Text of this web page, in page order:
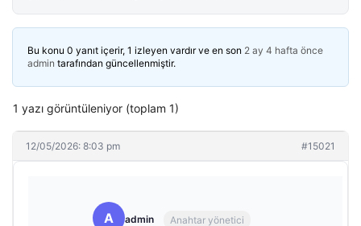
Bu konu 0 yanıt içerir, 1 izleyen vardır ve en son 2 ay 4 hafta önce
admin tarafından güncellenmiştir.
1 yazı görüntüleniyor (toplam 1)
12/05/2026: 8:03 pm #15021
A admin Anahtar yönetici